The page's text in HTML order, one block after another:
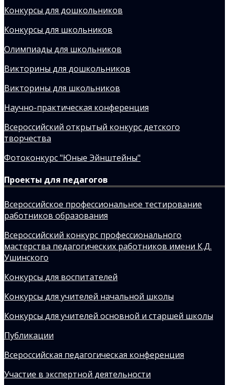
Конкурсы для дошкольников
Конкурсы для школьников
Олимпиады для школьников
Викторины для дошкольников
Викторины для школьников
Научно-практическая конференция
Всероссийский открытый конкурс детского
творчества
Фотоконкурс "Юные Эйнштейны"
Проекты для педагогов
Всероссийское профессиональное тестирование
работников образования
Всероссийский конкурс профессионального
мастерства педагогических работников имени К.Д.
Ушинского
Конкурсы для воспитателей
Конкурсы для учителей начальной школы
Конкурсы для учителей основной и старшей школы
Публикации
Всероссийская педагогическая конференция
Участие в экспертной деятельности